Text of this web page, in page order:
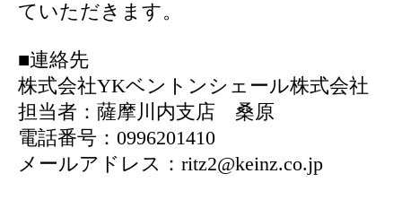
ていただきます。
■連絡先
株式会社YKベントンシェール株式会社
担当者：薩摩川内支店 桑原
電話番号：0996201410
メールアドレス：ritz2@keinz.co.jp